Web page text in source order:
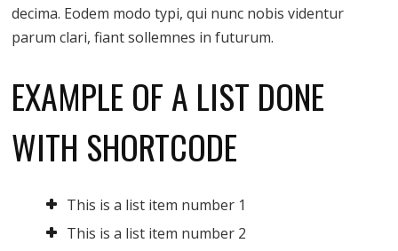
decima. Eodem modo typi, qui nunc nobis videntur
parum clari, fiant sollemnes in futurum.
EXAMPLE OF A LIST DONE
WITH SHORTCODE
This is a list item number 1
This is a list item number 2